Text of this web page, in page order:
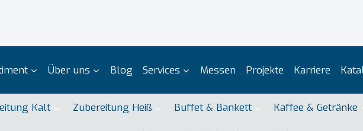
Über uns Blog Services Messen Projekte Karriere
Kalt Zubereitung Heiß Buffet & Bankett Kaffee & Getränke